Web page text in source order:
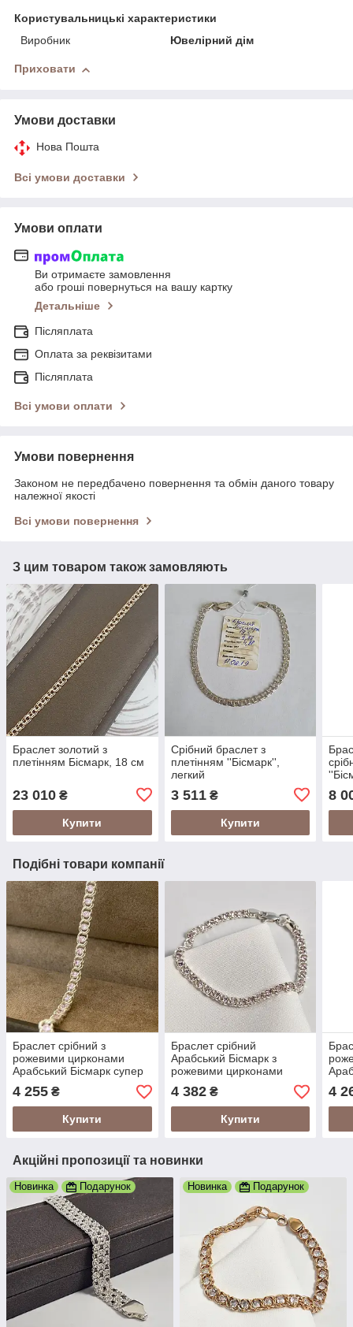
Користувальницькі характеристики
Виробник
Ювелірний дім
Приховати
Умови доставки
Нова Пошта
Всі умови доставки
Умови оплати
Ви отримаєте замовлення
або гроші повернуться на вашу картку
Детальніше
Післяплата
Оплата за реквізитами
Післяплата
Всі умови оплати
Умови повернення
Законом не передбачено повернення та обмін даного товару
належної якості
Всі умови повернення
З цим товаром також замовляють
Браслет золотий з
плетінням Бісмарк, 18 см
23 010 ₴
Купити
Срібний браслет з
плетінням ''Бісмарк'',
легкий
3 511₴
Купити
8
Подібні товари компанії
Браслет срібний з
рожевими цирконами
Арабський Бісмарк супер
4 255 ₴
Купити
Браслет срібний
Арабський Бісмарк з
рожевими цирконами
4 382₴
Купити
4
Акційні пропозиції та новинки
Новинка Подарунок Новинка Подарунок